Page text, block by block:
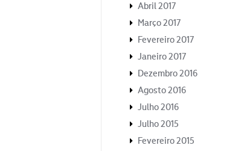
Abril 2017
Março 2017
Fevereiro 2017
Janeiro 2017
Dezembro 2016
Agosto 2016
Julho 2016
Julho 2015
Fevereiro 2015